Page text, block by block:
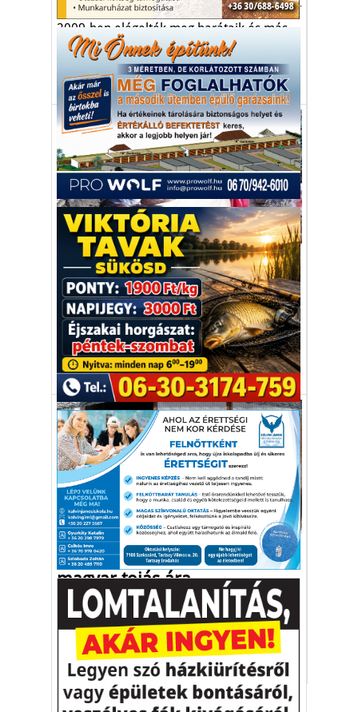
A michigani házaspár, Leslie és Mark Suitor
2009-ben elégelték meg barátaik és más
ismerőseik bénázását.
baromfi tyúk gazdaság (Rent-a-Chicken
Gazdaság
Válasz a tojásár-emelkedésre:
tartsunk krédlit!
A krédli egy sváb őstörpe tyúk, amely
egész éven át tojik.
krédli baromfi tojás tojásár-emelkedés
Gazdaság
Európa élmezőnyében a
magyar tojás ára
A madárinfluenza-járvány és az uniós
rovarölőszer-botrány áll a háttérben.
tojás baromfi áremelkedés
Vakációs őrület